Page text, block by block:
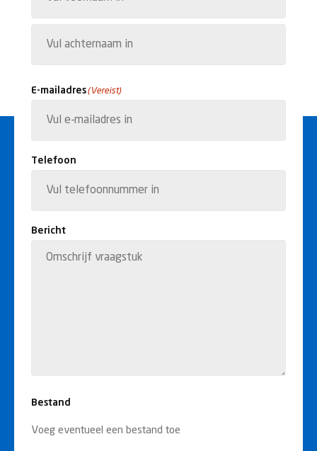
E-mailadres(Vereist)
Telefoon
Bericht
Bestand
Voeg eventueel een bestand toe